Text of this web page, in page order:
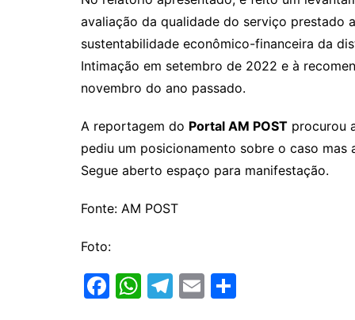
avaliação da qualidade do serviço prestado
sustentabilidade econômico-financeira da
Intimação em setembro de 2022 e à
novembro do ano passado.
A reportagem do Portal AM POST procurou
pediu um posicionamento sobre o caso
Segue aberto espaço para manifestação.
Fonte: AM POST
Foto:
F
W T
E